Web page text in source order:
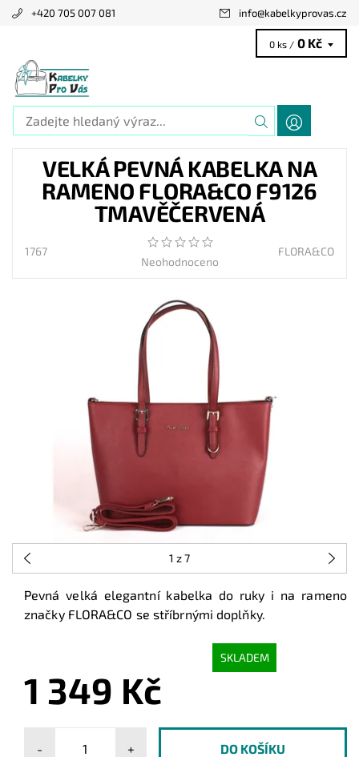
+420 705 007 081 info@kabelkyprovas.cz
0 ks / 0 Kč
VELKÁ PEVNÁ KABELKA NA
RAMENO FLORA&CO F9126
TMAVĚČERVENÁ
1767
Neohodnoceno
FLORA&CO
1 z 7
Pevná velká elegantní kabelka do ruky i na rameno
značky FLORA&CO se stříbrnými doplňky.
SKLADEM
1 349 Kč
- +